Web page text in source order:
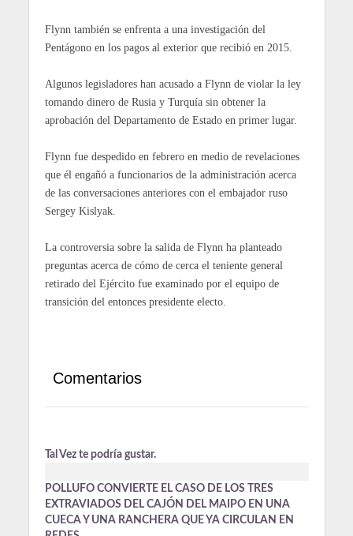
Flynn también se enfrenta a una investigación del
Pentágono en los pagos al exterior que recibió en 2015.
Algunos legisladores han acusado a Flynn de violar la ley
tomando dinero de Rusia y Turquía sin obtener la
aprobación del Departamento de Estado en primer lugar.
Flynn fue despedido en febrero en medio de revelaciones
que él engañó a funcionarios de la administración acerca
de las conversaciones anteriores con el embajador ruso
Sergey Kislyak.
La controversia sobre la salida de Flynn ha planteado
preguntas acerca de cómo de cerca el teniente general
retirado del Ejército fue examinado por el equipo de
transición del entonces presidente electo.
Comentarios
Tal Vez te podría gustar.
POLLUFO CONVIERTE EL CASO DE LOS TRES
EXTRAVIADOS DEL CAJÓN DEL MAIPO EN UNA
CUECA Y UNA RANCHERA QUE YA CIRCULAN EN